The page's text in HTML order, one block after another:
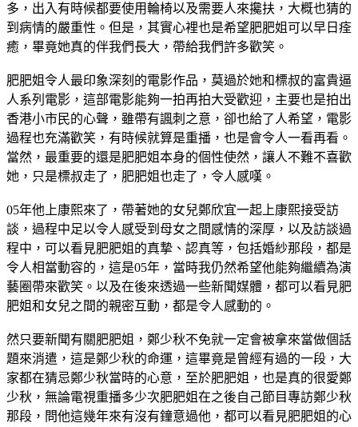
多，出入有時候都要使用輪椅以及需要人來攙扶，大概也猜的
到病情的嚴重性。但是，其實心裡也是希望肥肥姐可以早日痊
癒，畢竟她真的伴我們長大，帶給我們許多歡笑。
肥肥姐令人最印象深刻的電影作品，莫過於她和標叔的富貴逼
人系列電影，這部電影能夠一拍再拍大受歡迎，主要也是拍出
香港小市民的心聲，雖帶有諷刺之意，卻也給了人希望，電影
過程也充滿歡笑，有時候就算是重播，也是會令人一看再看。
當然，最重要的還是肥肥姐本身的個性使然，讓人不難不喜歡
她，只是標叔走了，肥肥姐也走了，令人感嘆。
05年他上康熙來了，帶著她的女兒鄭欣宜一起上康熙接受訪
談，過程中足以令人感受到母女之間感情的深厚，以及訪談過
程中，可以看見肥肥姐的真摯、認真等，包括婚紗那段，都是
令人相當動容的，這是05年，當時我仍然希望他能夠繼續為演
藝圈帶來歡笑。以及在後來透過一些新聞媒體，都可以看見肥
肥姐和女兒之間的親密互動，都是令人感動的。
然只要新聞有關肥肥姐，鄭少秋不免就一定會被拿來當做個話
題來消遣，這是鄭少秋的命運，這畢竟是曾經有過的一段，大
家都在猜忌鄭少秋當時的心意，至於肥肥姐，也是真的很愛鄭
少秋，無論電視重播多少次肥肥姐在之後自己節目專訪鄭少秋
那段，問他這幾年來有沒有鐘意過他，都可以看見肥肥姐的心